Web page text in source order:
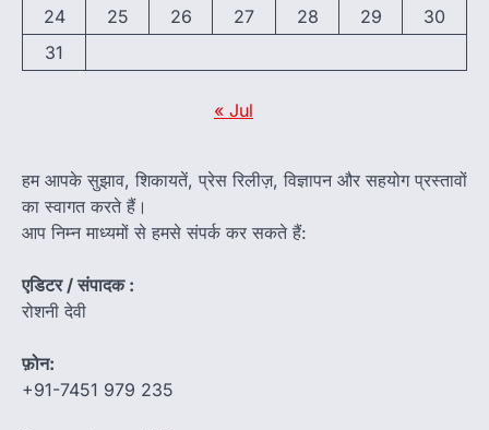
24
25 26 27 28 29
30
31
« Jul
हम आपके सुझाव, शिकायतें, प्रेस रिलीज़, विज्ञापन और सहयोग प्रस्तावों
का स्वागत करते हैं।
आप निम्न माध्यमों से हमसे संपर्क कर सकते हैं:
एडिटर / संपादक :
रोशनी देवी
फ़ोन:
+91-7451 979 235